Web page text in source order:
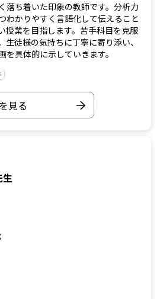
落ち着いた印象の教師です。分析力
わかりやすく言語化して伝えること
授業を目指します。苦手科目を克服
生徒様の気持ちに丁寧に寄り添い、
具体的に示していきます。
見る
生